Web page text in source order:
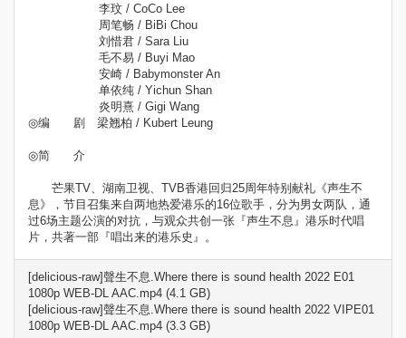
李玟 / CoCo Lee
周笔畅 / BiBi Chou
刘惜君 / Sara Liu
毛不易 / Buyi Mao
安崎 / Babymonster An
单依纯 / Yichun Shan
炎明熹 / Gigi Wang
◎编 剧 梁翘柏 / Kubert Leung
◎简 介
芒果TV、湖南卫视、TVB香港回归25周年特别献礼《声生不
息》，节目召集来自两地热爱港乐的16位歌手，分为男女两队，通
过6场主题公演的对抗，与观众共创一张『声生不息』港乐时代唱
片，共著一部『唱出来的港乐史』。
[delicious-raw]聲生不息.Where there is sound health 2022 E01
1080p WEB-DL AAC.mp4 (4.1 GB)
[delicious-raw]聲生不息.Where there is sound health 2022 VIPE01
1080p WEB-DL AAC.mp4 (3.3 GB)